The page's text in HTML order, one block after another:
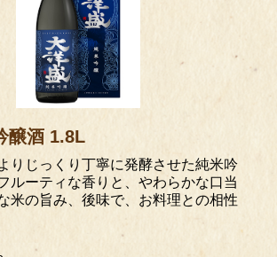
醸酒 1.8L
りじっくり丁寧に発酵させた純米吟
ルーティな香りと、やわらかな口当
米の旨み、後味で、お料理との相性